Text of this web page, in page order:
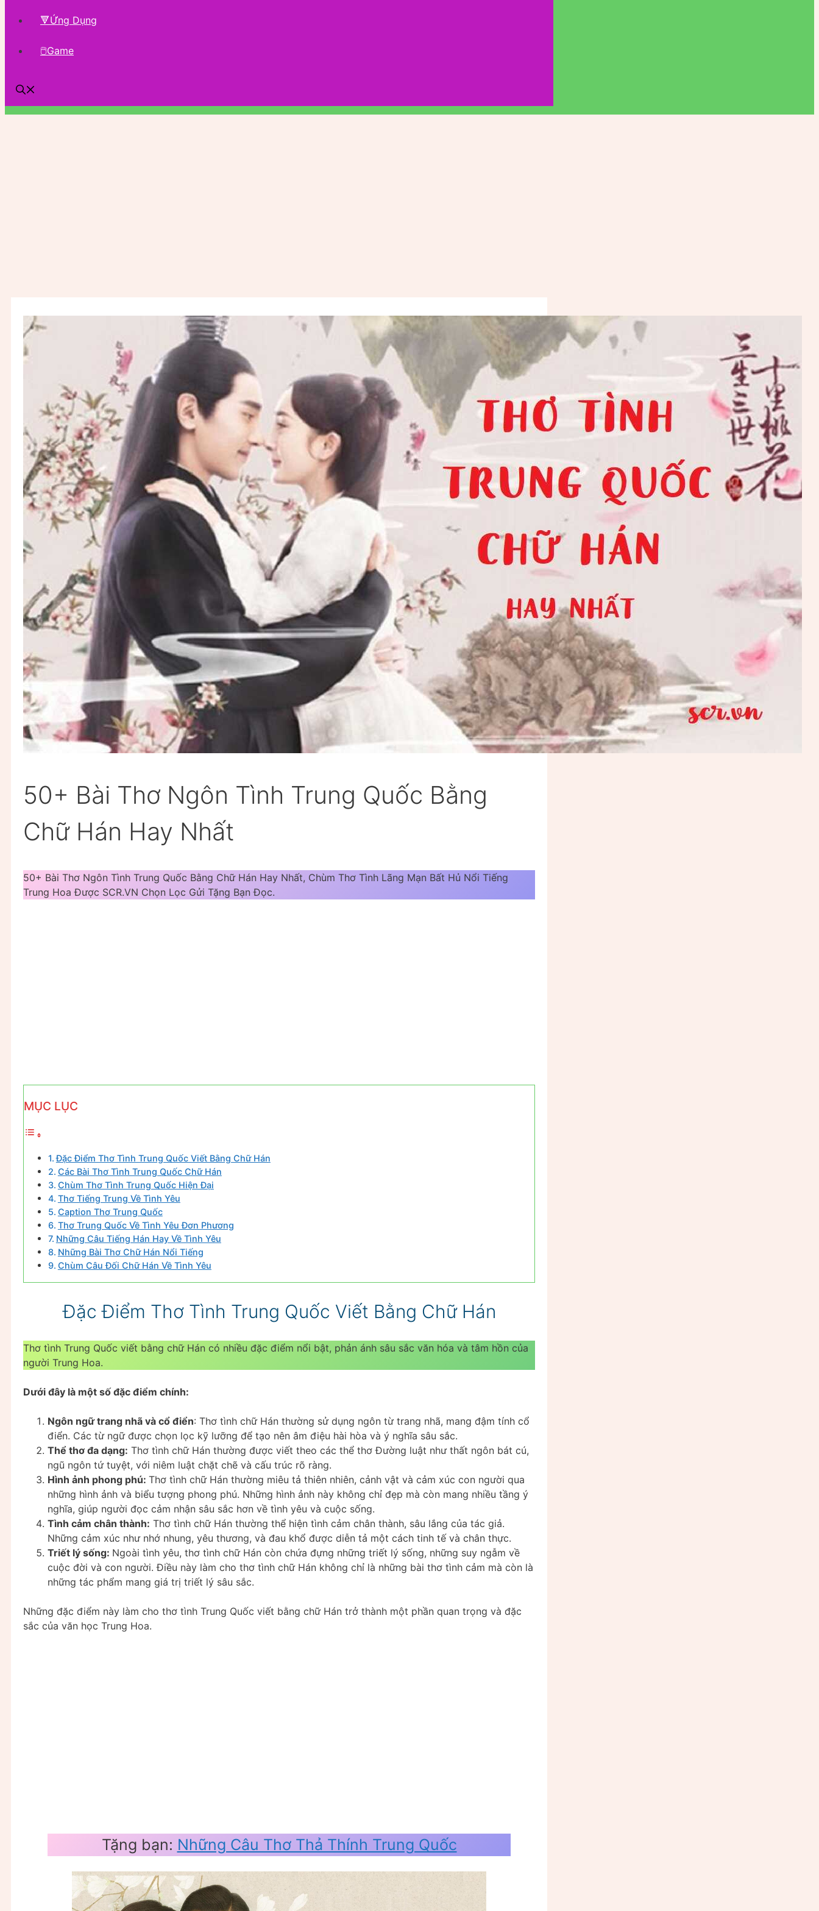
🔻Ứng Dụng
🖱Game
50+ Bài Thơ Ngôn Tình Trung Quốc Bằng
Chữ Hán Hay Nhất
50+ Bài Thơ Ngôn Tình Trung Quốc Bằng Chữ Hán Hay Nhất, Chùm Thơ Tình Lãng Mạn Bất Hủ Nổi Tiếng
Trung Hoa Được SCR.VN Chọn Lọc Gửi Tặng Bạn Đọc.
MỤC LỤC
Đặc Điểm Thơ Tình Trung Quốc Viết Bằng Chữ Hán
Các Bài Thơ Tình Trung Quốc Chữ Hán
Chùm Thơ Tình Trung Quốc Hiện Đại
Thơ Tiếng Trung Về Tình Yêu
Caption Thơ Trung Quốc
Thơ Trung Quốc Về Tình Yêu Đơn Phương
Những Câu Tiếng Hán Hay Về Tình Yêu
Những Bài Thơ Chữ Hán Nổi Tiếng
Chùm Câu Đối Chữ Hán Về Tình Yêu
Đặc Điểm Thơ Tình Trung Quốc Viết Bằng Chữ Hán
Thơ tình Trung Quốc viết bằng chữ Hán có nhiều đặc điểm nổi bật, phản ánh sâu sắc văn hóa và tâm hồn của
người Trung Hoa.
Dưới đây là một số đặc điểm chính:
Ngôn ngữ trang nhã và cổ điển: Thơ tình chữ Hán thường sử dụng ngôn từ trang nhã, mang đậm tính cổ
điển. Các từ ngữ được chọn lọc kỹ lưỡng để tạo nên âm điệu hài hòa và ý nghĩa sâu sắc.
Thể thơ đa dạng: Thơ tình chữ Hán thường được viết theo các thể thơ Đường luật như thất ngôn bát cú,
ngũ ngôn tứ tuyệt, với niêm luật chặt chẽ và cấu trúc rõ ràng.
Hình ảnh phong phú: Thơ tình chữ Hán thường miêu tả thiên nhiên, cảnh vật và cảm xúc con người qua
những hình ảnh và biểu tượng phong phú. Những hình ảnh này không chỉ đẹp mà còn mang nhiều tầng ý
nghĩa, giúp người đọc cảm nhận sâu sắc hơn về tình yêu và cuộc sống.
Tình cảm chân thành: Thơ tình chữ Hán thường thể hiện tình cảm chân thành, sâu lắng của tác giả.
Những cảm xúc như nhớ nhung, yêu thương, và đau khổ được diễn tả một cách tinh tế và chân thực.
Triết lý sống: Ngoài tình yêu, thơ tình chữ Hán còn chứa đựng những triết lý sống, những suy ngẫm về
cuộc đời và con người. Điều này làm cho thơ tình chữ Hán không chỉ là những bài thơ tình cảm mà còn là
những tác phẩm mang giá trị triết lý sâu sắc.
Những đặc điểm này làm cho thơ tình Trung Quốc viết bằng chữ Hán trở thành một phần quan trọng và đặc
sắc của văn học Trung Hoa.
Tặng bạn: Những Câu Thơ Thả Thính Trung Quốc